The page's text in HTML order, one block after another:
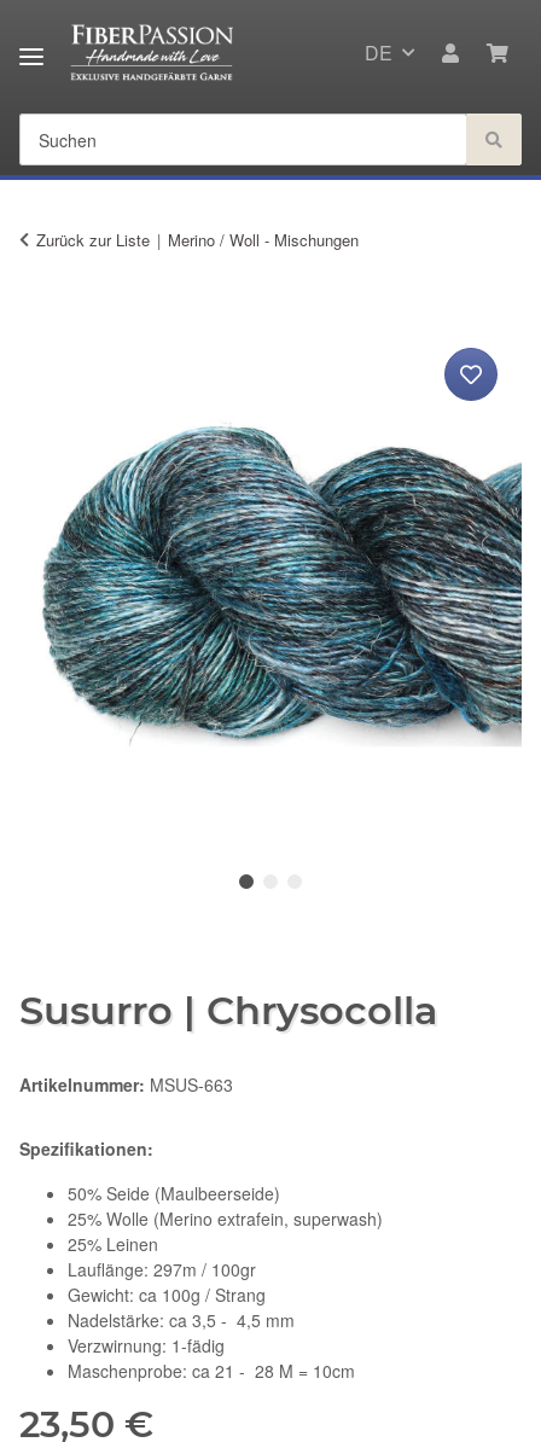
DE
Zurück zur Liste Merino / Woll - Mischungen
Susurro | Chrysocolla
Artikelnummer: MSUS-663
Spezifikationen:
50% Seide (Maulbeerseide)
25% Wolle (Merino extrafein, superwash)
25% Leinen
Lauflänge: 297m / 100gr
Gewicht: ca 100g / Strang
Nadelstärke: ca 3,5 - 4,5 mm
Verzwirnung: 1-fädig
Maschenprobe: ca 21 - 28 M = 10cm
23,50 €